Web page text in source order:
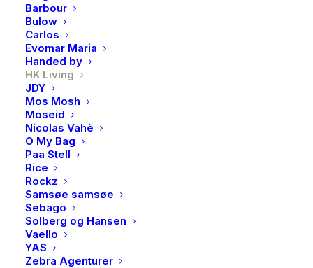
Barbour
Bulow
Carlos
Evomar Maria
Handed by
HK Living
JDY
Mos Mosh
Moseid
Nicolas Vahè
O My Bag
Paa Stell
Rice
Rockz
Samsøe samsøe
Sebago
Solberg og Hansen
Vaello
YAS
Zebra Agenturer
inspirasjon fra tidens rå kystlinjer, tilfører
nostalgisk preg til borddekkingen.
mikrobølgeovn- og oppvaskmaskinsikker
Utsolgt
Produktnummer
Kategorier
Brand
HK Living